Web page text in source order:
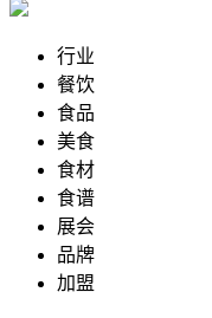
行业
餐饮
食品
美食
食材
食谱
展会
品牌
加盟